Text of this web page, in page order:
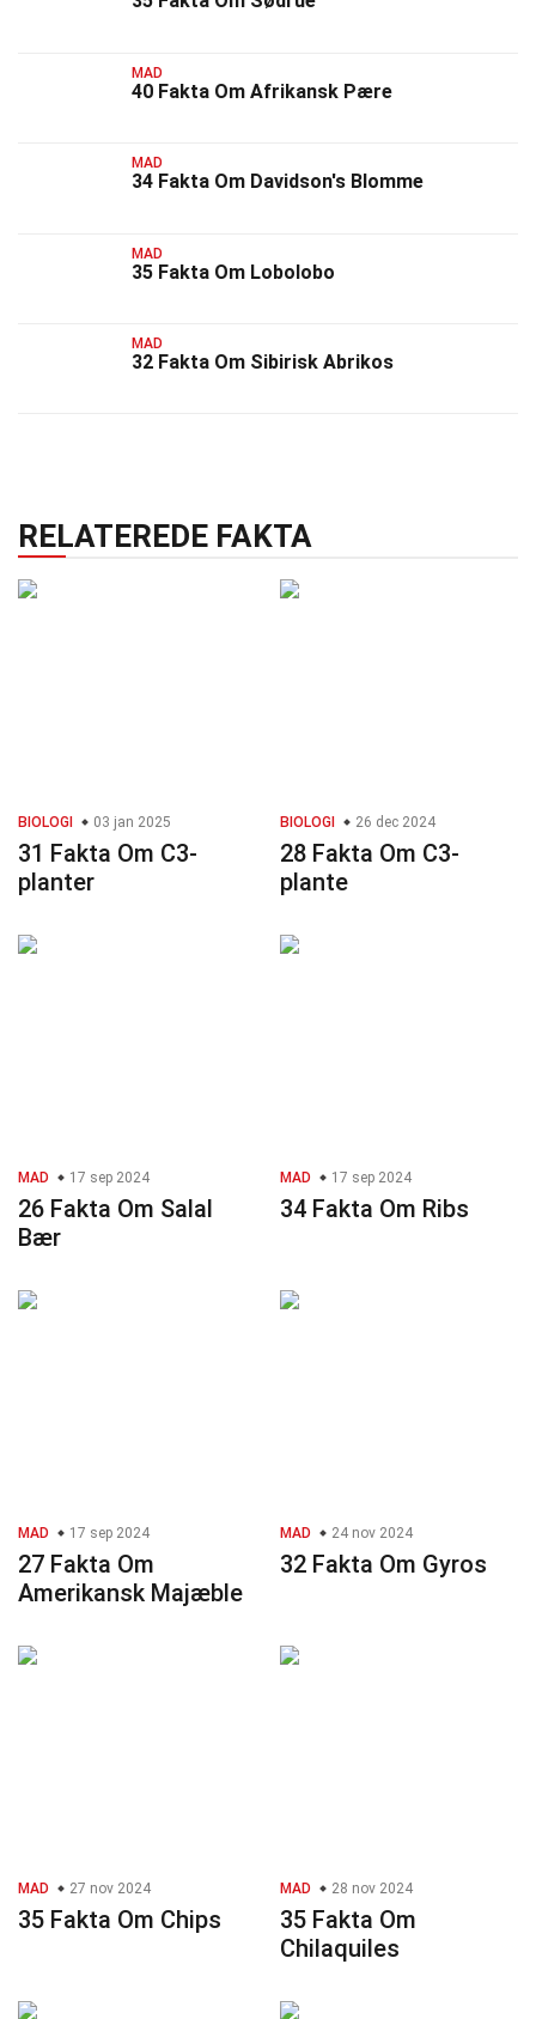
MAD
40 Fakta Om Afrikansk Pære
MAD
34 Fakta Om Davidson's Blomme
MAD
35 Fakta Om Lobolobo
MAD
32 Fakta Om Sibirisk Abrikos
RELATEREDE FAKTA
BIOLOGI 03 jan 2025
31 Fakta Om C3-
planter
BIOLOGI 26 dec 2024
28 Fakta Om C3-
plante
MAD 17 sep 2024
26 Fakta Om Salal
Bær
MAD 17 sep 2024
34 Fakta Om Ribs
MAD 17 sep 2024
27 Fakta Om
Amerikansk Majæble
MAD 24 nov 2024
32 Fakta Om Gyros
MAD 27 nov 2024
35 Fakta Om Chips
MAD 28 nov 2024
35 Fakta Om
Chilaquiles